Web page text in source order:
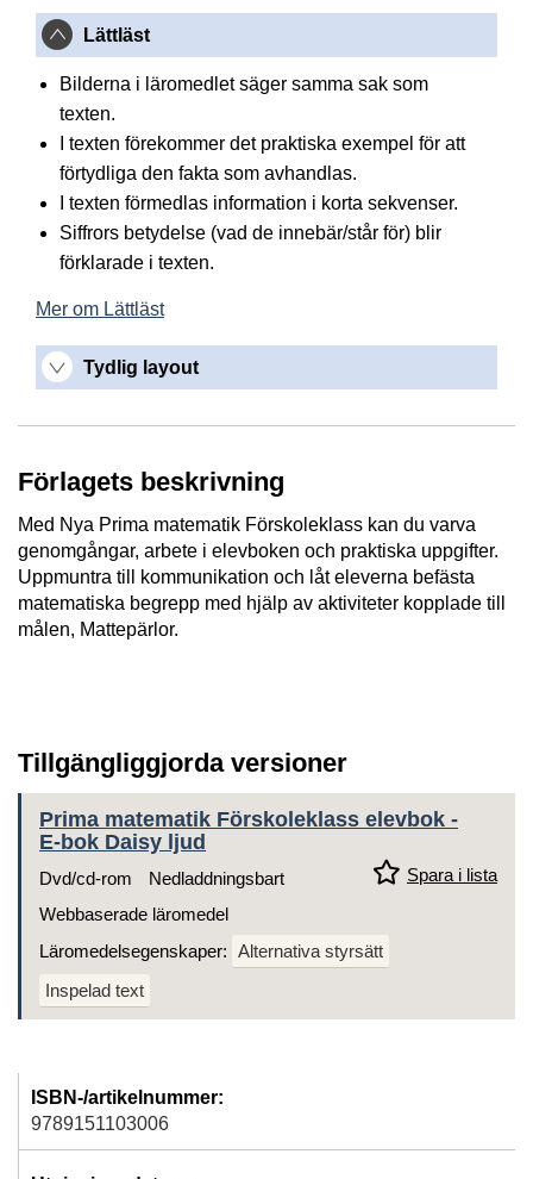
Lättläst
Bilderna i läromedlet säger samma sak som
texten.
I texten förekommer det praktiska exempel för att
förtydliga den fakta som avhandlas.
I texten förmedlas information i korta sekvenser.
Siffrors betydelse (vad de innebär/står för) blir
förklarade i texten.
Mer om Lättläst
Tydlig layout
Förlagets beskrivning
Med Nya Prima matematik Förskoleklass kan du varva
genomgångar, arbete i elevboken och praktiska uppgifter.
Uppmuntra till kommunikation och låt eleverna befästa
matematiska begrepp med hjälp av aktiviteter kopplade till
målen, Mattepärlor.
Tillgängliggjorda versioner
Prima matematik Förskoleklass elevbok -
E-bok Daisy ljud
Spara i lista
Dvd/cd-rom
Nedladdningsbart
Webbaserade läromedel
Läromedelsegenskaper: Alternativa styrsätt
Inspelad text
ISBN-/artikelnummer:
9789151103006